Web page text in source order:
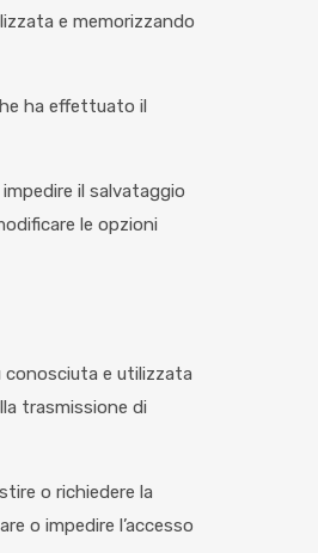
e memorizzando
ha effettuato il
il salvataggio
le opzioni
conosciuta e utilizzata
trasmissione di
o richiedere la
o impedire l’accesso